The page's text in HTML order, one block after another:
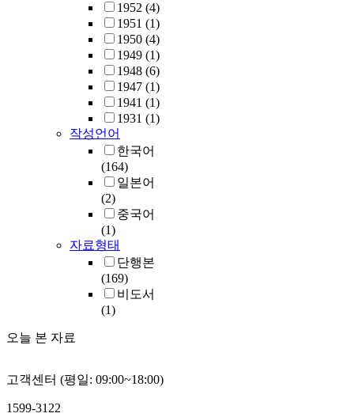
1952 (4)
1951 (1)
1950 (4)
1949 (1)
1948 (6)
1947 (1)
1941 (1)
1931 (1)
작성언어
한국어
(164)
일본어
(2)
중국어
(1)
자료형태
단행본
(169)
비도서
(1)
오늘 본 자료
고객센터 (평일: 09:00~18:00)
1599-3122